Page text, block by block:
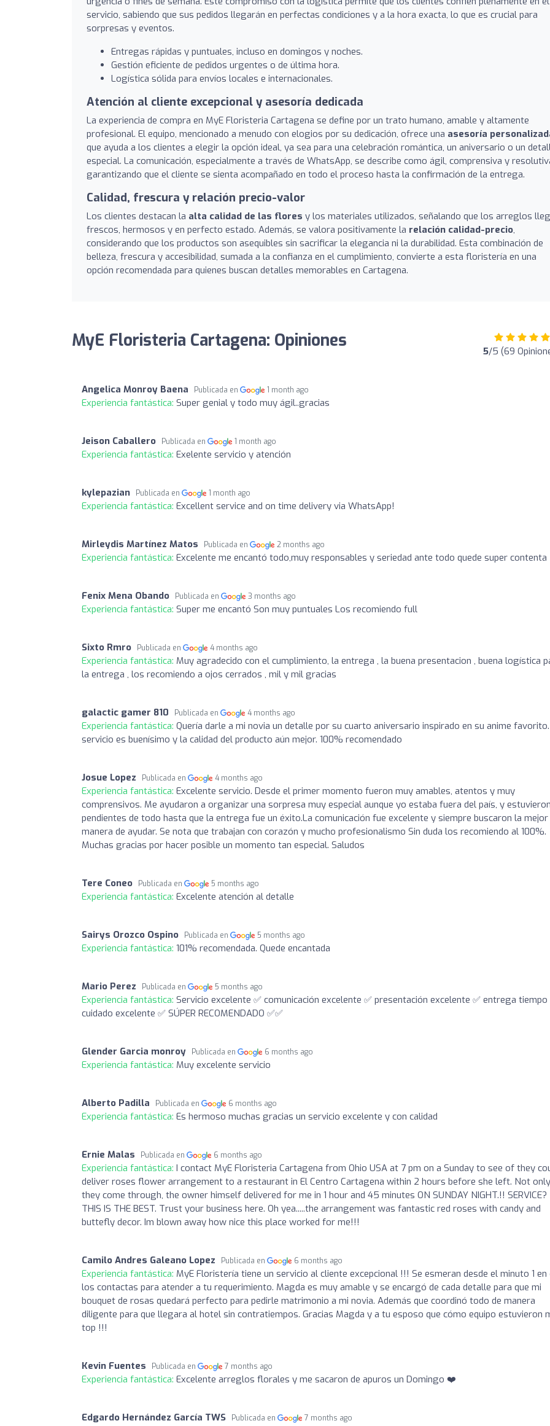
servicio, sabiendo que sus pedidos llegarán en perfectas condiciones y a la hora exacta, lo que es crucial para
sorpresas y eventos.
Entregas rápidas y puntuales, incluso en domingos y noches.
Gestión eficiente de pedidos urgentes o de última hora.
Logística sólida para envíos locales e internacionales.
Atención al cliente excepcional y asesoría dedicada
La experiencia de compra en MyE Floristeria Cartagena se define por un trato humano, amable y altamente
profesional. El equipo, mencionado a menudo con elogios por su dedicación, ofrece una asesoría
que ayuda a los clientes a elegir la opción ideal, ya sea para una celebración romántica, un aniversario o un
especial. La comunicación, especialmente a través de WhatsApp, se describe como ágil, comprensiva y
garantizando que el cliente se sienta acompañado en todo el proceso hasta la confirmación de la entrega.
Calidad, frescura y relación precio-valor
Los clientes destacan la alta calidad de las flores y los materiales utilizados, señalando que los arreglos
frescos, hermosos y en perfecto estado. Además, se valora positivamente la relación calidad-precio,
considerando que los productos son asequibles sin sacrificar la elegancia ni la durabilidad. Esta combinación de
belleza, frescura y accesibilidad, sumada a la confianza en el cumplimiento, convierte a esta floristería en una
opción recomendada para quienes buscan detalles memorables en Cartagena.
MyE Floristeria Cartagena: Opiniones 5/5 (69
Angelica Monroy Baena Publicada en 1 month ago
Experiencia fantástica: Super genial y todo muy ágil..gracias
Jeison Caballero Publicada en 1 month ago
Experiencia fantástica: Exelente servicio y atención
kylepazian Publicada en 1 month ago
Experiencia fantástica: Excellent service and on time delivery via WhatsApp!
Mirleydis Martínez Matos Publicada en 2 months ago
Experiencia fantástica: Excelente me encantó todo,muy responsables y seriedad ante todo quede super contenta
Fenix Mena Obando Publicada en 3 months ago
Experiencia fantástica: Super me encantó Son muy puntuales Los recomiendo full
Sixto Rmro Publicada en 4 months ago
Experiencia fantástica: Muy agradecido con el cumplimiento, la entrega , la buena presentacion , buena logística
la entrega , los recomiendo a ojos cerrados , mil y mil gracias
galactic gamer 810 Publicada en 4 months ago
Experiencia fantástica: Quería darle a mi novia un detalle por su cuarto aniversario inspirado en su anime
servicio es buenísimo y la calidad del producto aún mejor. 100% recomendado
Josue Lopez Publicada en 4 months ago
Experiencia fantástica: Excelente servicio. Desde el primer momento fueron muy amables, atentos y muy
comprensivos. Me ayudaron a organizar una sorpresa muy especial aunque yo estaba fuera del país, y
pendientes de todo hasta que la entrega fue un éxito.La comunicación fue excelente y siempre buscaron la mejor
manera de ayudar. Se nota que trabajan con corazón y mucho profesionalismo Sin duda los recomiendo al 100%.
Muchas gracias por hacer posible un momento tan especial. Saludos
Tere Coneo Publicada en 5 months ago
Experiencia fantástica: Excelente atención al detalle
Sairys Orozco Ospino Publicada en 5 months ago
Experiencia fantástica: 101% recomendada. Quede encantada
Mario Perez Publicada en 5 months ago
Experiencia fantástica: Servicio excelente ✅ comunicación excelente ✅ presentación excelente ✅ entrega tiempo
cuidado excelente ✅ SÚPER RECOMENDADO ✅✅
Glender Garcia monroy Publicada en 6 months ago
Experiencia fantástica: Muy excelente servicio
Alberto Padilla Publicada en 6 months ago
Experiencia fantástica: Es hermoso muchas gracias un servicio excelente y con calidad
Ernie Malas Publicada en 6 months ago
Experiencia fantástica: I contact MyE Floristeria Cartagena from Ohio USA at 7 pm on a Sunday to see of they
deliver roses flower arrangement to a restaurant in El Centro Cartagena within 2 hours before she left. Not
they come through, the owner himself delivered for me in 1 hour and 45 minutes ON SUNDAY NIGHT.!! SERVICE?
THIS IS THE BEST. Trust your business here. Oh yea.....the arrangement was fantastic red roses with candy and
buttefly decor. Im blown away how nice this place worked for me!!!
Camilo Andres Galeano Lopez Publicada en 6 months ago
Experiencia fantástica: MyE Floristería tiene un servicio al cliente excepcional !!! Se esmeran desde el minuto 1 en
los contactas para atender a tu requerimiento. Magda es muy amable y se encargó de cada detalle para que mi
bouquet de rosas quedará perfecto para pedirle matrimonio a mi novia. Además que coordinó todo de manera
diligente para que llegara al hotel sin contratiempos. Gracias Magda y a tu esposo que cómo equipo estuvieron
top !!!
Kevin Fuentes Publicada en 7 months ago
Experiencia fantástica: Excelente arreglos florales y me sacaron de apuros un Domingo ❤️
Edgardo Hernández García TWS Publicada en 7 months ago